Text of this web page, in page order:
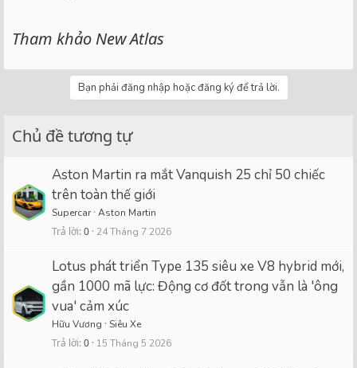
Tham khảo New Atlas
Bạn phải đăng nhập hoặc đăng ký để trả lời.
Chủ đề tương tự
Aston Martin ra mắt Vanquish 25 chỉ 50 chiếc
trên toàn thế giới
Supercar Aston Martin
Trả lời 0 24 Tháng 7 2026
Lotus phát triển Type 135 siêu xe V8 hybrid mới,
gần 1000 mã lực: Động cơ đốt trong vẫn là 'ông
vua' cảm xúc
Hữu Vương Siêu Xe
Trả lời 0 15 Tháng 5 2026